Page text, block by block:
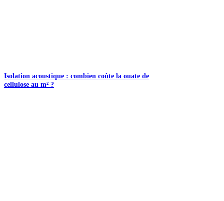
Isolation acoustique : combien coûte la ouate de
cellulose au m² ?